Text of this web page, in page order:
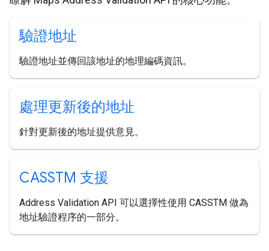
驗證地址
驗證地址並傳回該地址的地理編碼資訊。
處理更新後的地址
針對更新後的地址提供意見。
CASSTM 支援
Address Validation API 可以選擇性使用 CASSTM 做為
地址驗證程序的一部分。